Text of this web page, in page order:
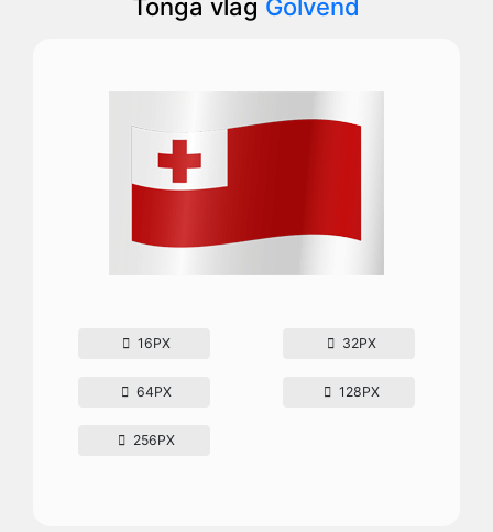
Tonga vlag Golvend
16PX 32PX
64PX 128PX
256PX